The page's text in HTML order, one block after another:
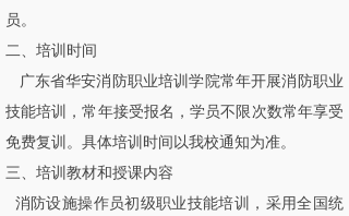
员。
二、培训时间
广东省华安消防职业培训学院常年开展消防职业
技能培训，常年接受报名，学员不限次数常年享受
免费复训。具体培训时间以我校通知为准。
三、培训教材和授课内容
消防设施操作员初级职业技能培训，采用全国统